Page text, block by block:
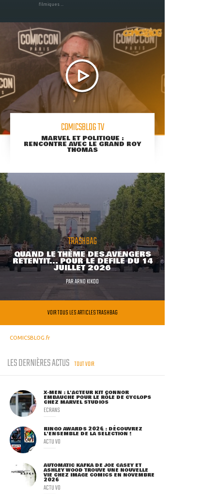
filmiques ...
COMICSBLOG TV
MARVEL ET POLITIQUE :
RENCONTRE AVEC LE GRAND ROY
THOMAS
TRASHBAG
QUAND LE THÈME DES AVENGERS
RETENTIT... POUR LE DÉFILÉ DU 14
JUILLET 2026
PARARNO KIKOO
VOIR TOUS LES ARTICLES TRASHBAG
COMICSBLOG.fr
LES DERNIÈRES ACTUS TOUT VOIR
X-MEN : L'ACTEUR KIT CONNOR
EMBAUCHÉ POUR LE RÔLE DE CYCLOPS
CHEZ MARVEL STUDIOS
ECRANS
RINGO AWARDS 2026 : DÉCOUVREZ
L'ENSEMBLE DE LA SÉLECTION !
ACTU VO
AUTOMATIC KAFKA DE JOE CASEY ET
ASHLEY WOOD TROUVE UNE NOUVELLE
VIE CHEZ IMAGE COMICS EN NOVEMBRE
2026
ACTU VO